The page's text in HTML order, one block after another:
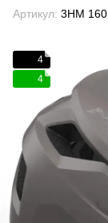
Артикул: 3HM
4
4